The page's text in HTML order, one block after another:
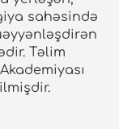
əlavələri ilə
sahəsində
Təlim